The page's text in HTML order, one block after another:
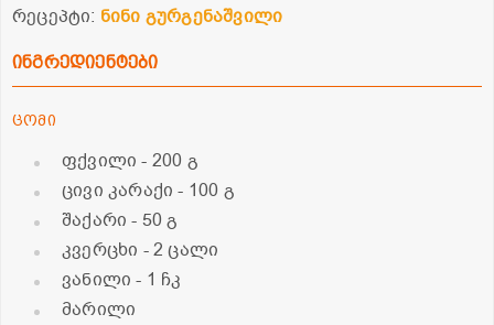
რეცეპტი: ნინი გურგენაშვილი
ინგრედიენტები
ცომი
ფქვილი- 200 გ
ცივი კარაქი- 100 გ
შაქარი- 50 გ
კვერცხი - 2 ცალი
ვანილი- 1 ჩკ
მარილი